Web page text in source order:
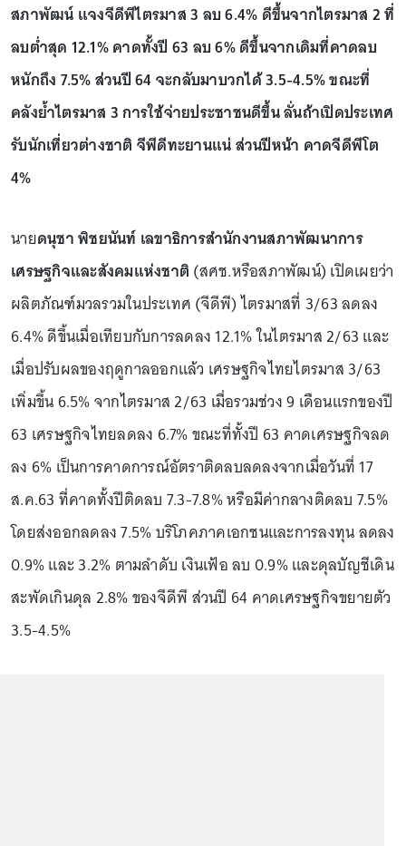
สภาพัฒน์ แจงจีดีพีไตรมาส 3 ลบ 6.4% ดีขึ้นจากไตรมาส 2 ที่
ลบต่ำสุด 12.1% คาดทั้งปี 63 ลบ 6% ดีขึ้นจากเดิมที่คาดลบ
หนักถึง 7.5% ส่วนปี 64 จะกลับมาบวกได้ 3.5-4.5% ขณะที่
คลังย้ำไตรมาส 3 การใช้จ่ายประชาชนดีขึ้น ลั่นถ้าเปิดประเทศ
รับนักเที่ยวต่างชาติ จีพีดีทะยานแน่ ส่วนปีหน้า คาดจีดีพีโต
4%
นายดนุชา พิชยนันท์ เลขาธิการสำนักงานสภาพัฒนาการ
เศรษฐกิจและสังคมแห่งชาติ (สศช.หรือสภาพัฒน์) เปิดเผยว่า
ผลิตภัณฑ์มวลรวมในประเทศ (จีดีพี) ไตรมาสที่ 3/63 ลดลง
6.4% ดีขึ้นเมื่อเทียบกับการลดลง 12.1% ในไตรมาส 2/63 และ
เมื่อปรับผลของฤดูกาลออกแล้ว เศรษฐกิจไทยไตรมาส 3/63
เพิ่มขึ้น 6.5% จากไตรมาส 2/63 เมื่อรวมช่วง 9 เดือนแรกของปี
63 เศรษฐกิจไทยลดลง 6.7% ขณะที่ทั้งปี 63 คาดเศรษฐกิจลด
ลง 6% เป็นการคาดการณ์อัตราติดลบลดลงจากเมื่อวันที่ 17
ส.ค.63 ที่คาดทั้งปีติดลบ 7.3-7.8% หรือมีค่ากลางติดลบ 7.5%
โดยส่งออกลดลง 7.5% บริโภคภาคเอกชนและการลงทุน ลดลง
0.9% และ 3.2% ตามลำดับ เงินเฟ้อ ลบ 0.9% และดุลบัญชีเดิน
สะพัดเกินดุล 2.8% ของจีดีพี ส่วนปี 64 คาดเศรษฐกิจขยายตัว
3.5-4.5%